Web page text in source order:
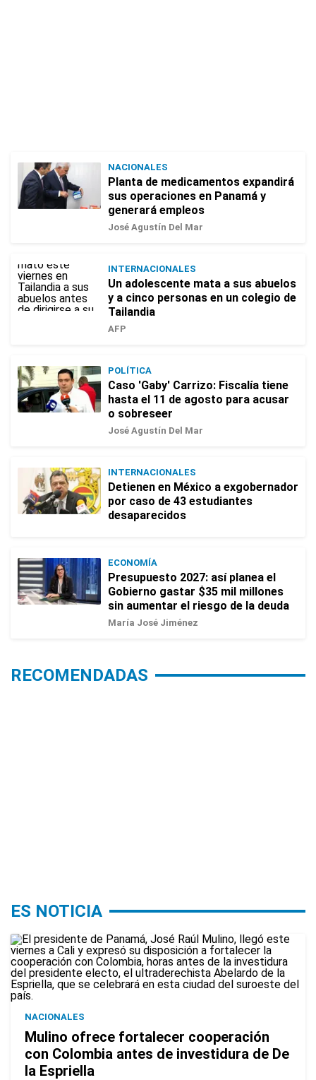
NACIONALES
Planta de medicamentos expandirá
sus operaciones en Panamá y
generará empleos
José Agustín Del Mar
INTERNACIONALES
Un adolescente mata a sus abuelos
y a cinco personas en un colegio de
Tailandia
AFP
POLÍTICA
Caso 'Gaby' Carrizo: Fiscalía tiene
hasta el 11 de agosto para acusar
o sobreseer
José Agustín Del Mar
INTERNACIONALES
Detienen en México a exgobernador
por caso de 43 estudiantes
desaparecidos
ECONOMÍA
Presupuesto 2027: así planea el
Gobierno gastar $35 mil millones
sin aumentar el riesgo de la deuda
María José Jiménez
RECOMENDADAS
ES NOTICIA
NACIONALES
Mulino ofrece fortalecer cooperación
con Colombia antes de investidura de De
la Espriella